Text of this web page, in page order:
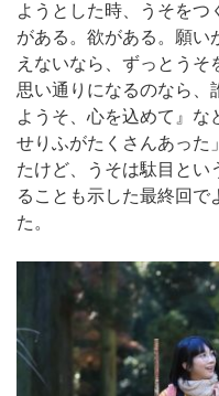
ようとした時、うそをつ
がある。欲がある。願い
えないなら、ずっとうそ
思い通りになるのなら、
ようそ、心を込めて』な
せりふがたくさんあった
たけど、うそは駄目とい
ることも示した最終回で
た。